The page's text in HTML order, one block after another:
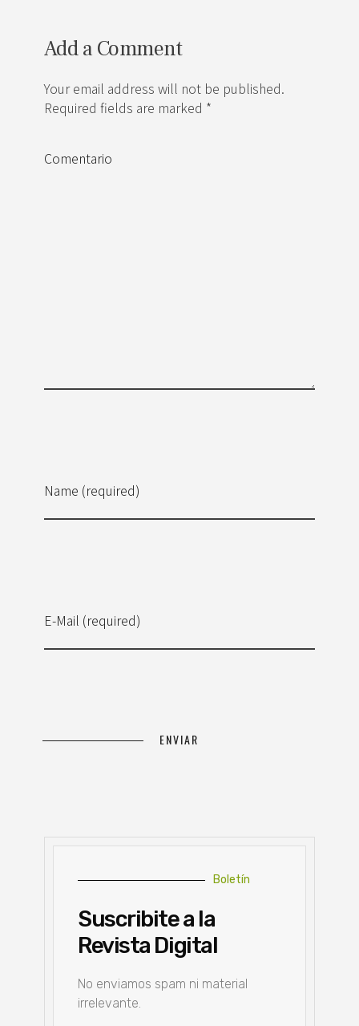
Add a Comment
Your email address will not be published.
Required fields are marked *
Name (required)
E-Mail (required)
Comentario
Boletín
Suscribite a la
Revista Digital
No enviamos spam ni material
irrelevante.